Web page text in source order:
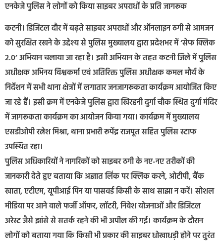
एनकेजे पुलिस ने लोगों को किया साइबर अपराधों के प्रति जागरूक
कटनी। डिजिटल दौर में बढ़ते साइबर अपराधों और ऑनलाइन ठगी से आमजन
को सुरक्षित रखने के उद्देश्य से पुलिस मुख्यालय द्वारा प्रदेशभर में ‘सेफ क्लिक
2.0’ अभियान चलाया जा रहा है। इसी अभियान के तहत कटनी जिले में पुलिस
अधीक्षक अभिनय विश्वकर्मा एवं अतिरिक्त पुलिस अधीक्षक कमल मौर्य के
निर्देशन में सभी थाना क्षेत्रों में लगातार जनजागरूकता कार्यक्रम आयोजित किए
जा रहे हैं। इसी क्रम में एनकेजे पुलिस द्वारा खिरहनी दुर्गा चौक स्थित दुर्गा मंदिर
में जागरूकता कार्यक्रम का आयोजन किया गया। कार्यक्रम में मुख्यालय
एसडीओपी रत्नेश मिश्रा, थाना प्रभारी रूपेंद्र राजपूत सहित पुलिस स्टाफ
उपस्थित रहा।
पुलिस अधिकारियों ने नागरिकों को साइबर ठगी के नए-नए तरीकों की
जानकारी देते हुए बताया कि अज्ञात लिंक पर क्लिक करने, ओटीपी, बैंक
खाता, एटीएम, यूपीआई पिन या पासवर्ड किसी के साथ साझा न करें। सोशल
मीडिया पर आने वाले फर्जी ऑफर, लॉटरी, निवेश योजनाओं और डिजिटल
अरेस्ट जैसे झांसे से सतर्क रहने की भी अपील की गई। कार्यक्रम के दौरान
लोगों को बताया गया कि किसी भी प्रकार की साइबर धोखाधड़ी होने पर तुरंत